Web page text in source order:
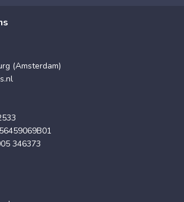
(Amsterdam)
346373